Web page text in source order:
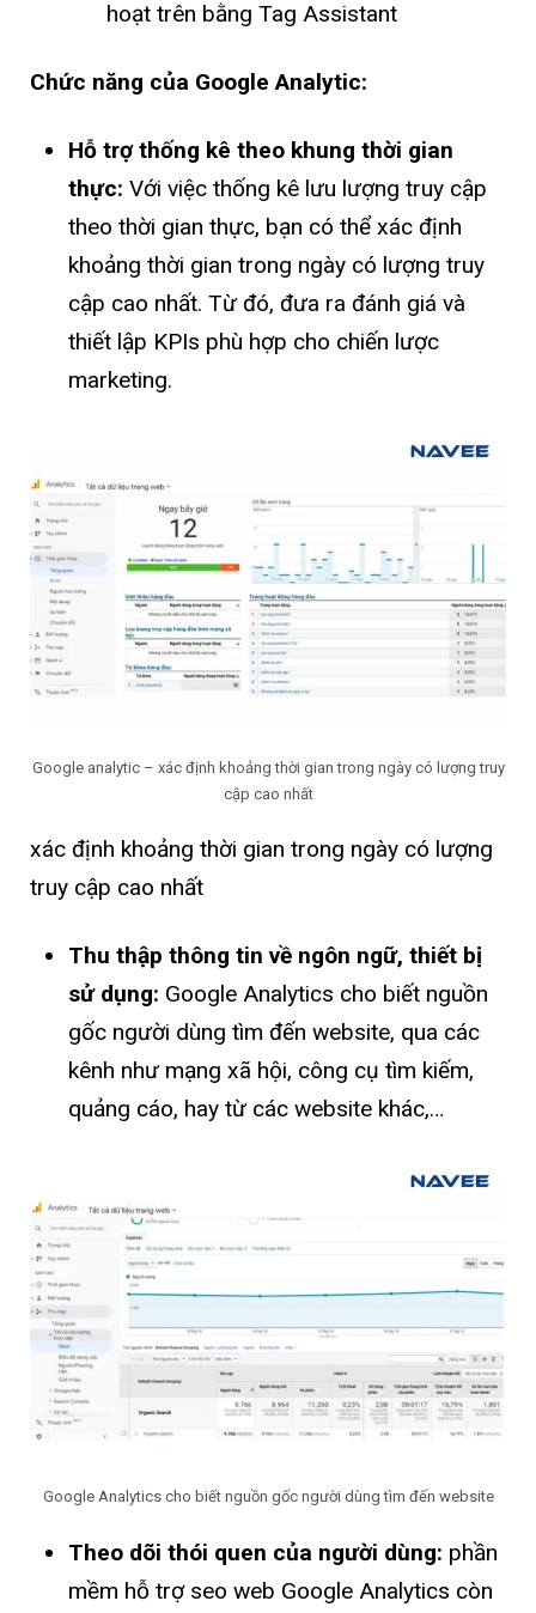
hoạt trên bằng Tag Assistant
Chức năng của Google Analytic:
Hỗ trợ thống kê theo khung thời gian
thực: Với việc thống kê lưu lượng truy cập
theo thời gian thực, bạn có thể xác định
khoảng thời gian trong ngày có lượng truy
cập cao nhất. Từ đó, đưa ra đánh giá và
thiết lập KPIs phù hợp cho chiến lược
marketing.
Google analytic – xác định khoảng thời gian trong ngày có lượng truy
cập cao nhất
xác định khoảng thời gian trong ngày có lượng
truy cập cao nhất
Thu thập thông tin về ngôn ngữ, thiết bị
sử dụng: Google Analytics cho biết nguồn
gốc người dùng tìm đến website, qua các
kênh như mạng xã hội, công cụ tìm kiếm,
quảng cáo, hay từ các website khác,…
Google Analytics cho biết nguồn gốc người dùng tìm đến website
Theo dõi thói quen của người dùng: phần
mềm hỗ trợ seo web Google Analytics còn